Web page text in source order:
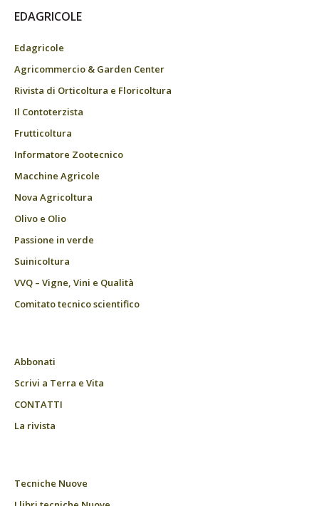
EDAGRICOLE
Edagricole
Agricommercio & Garden Center
Rivista di Orticoltura e Floricoltura
Il Contoterzista
Frutticoltura
Informatore Zootecnico
Macchine Agricole
Nova Agricoltura
Olivo e Olio
Passione in verde
Suinicoltura
VVQ – Vigne, Vini e Qualità
Comitato tecnico scientifico
Abbonati
Scrivi a Terra e Vita
CONTATTI
La rivista
Tecniche Nuove